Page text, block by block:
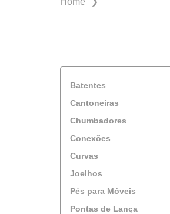
Batentes
Cantoneiras
Chumbadores
Conexões
Curvas
Joelhos
Pés para Móveis
Pontas de Lança